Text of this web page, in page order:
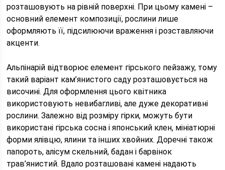
розташовують на рівній поверхні. При цьому камені –
основний елемент композиції, рослини лише
оформляють її, підсилюючи враження і розставляючи
акценти.
Альпінарій відтворює елемент гірського пейзажу, тому
такий варіант кам’янистого саду розташовується на
височині. Для оформлення цього квітника
використовують невибагливі, але дуже декоративні
рослини. Залежно від розміру гірки, можуть бути
використані гірська сосна і японський клен, мініатюрні
форми ялівцю, ялини та інших хвойних. Доречні також
папороть, алісум скельний, бадан і барвінок
трав’янистий. Вдало розташовані камені надають